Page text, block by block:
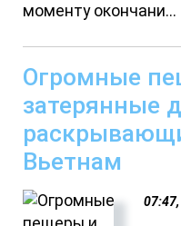
моменту окончани...
Огромные
затерянные
Вьетнам